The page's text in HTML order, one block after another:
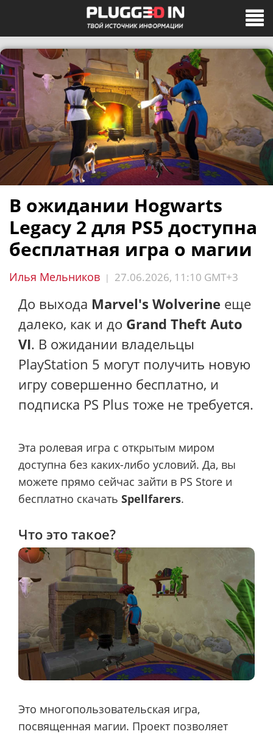
В ожидании Hogwarts
Legacy 2 для PS5 доступна
бесплатная игра о магии
Илья Мельников | 27.06.2026, 11:10 GMT+3
До выхода Marvel's Wolverine еще
далеко, как и до Grand Theft Auto
VI. В ожидании владельцы
PlayStation 5 могут получить новую
игру совершенно бесплатно, и
подписка PS Plus тоже не требуется.
Эта ролевая игра с открытым миром
доступна без каких-либо условий. Да, вы
можете прямо сейчас зайти в PS Store и
бесплатно скачать Spellfarers.
Что это такое?
Это многопользовательская игра,
посвященная магии. Проект позволяет